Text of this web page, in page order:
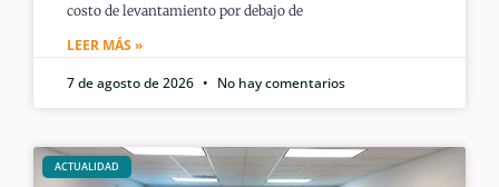
costo de levantamiento por debajo de
LEER MÁS »
7 de agosto de 2026
No hay comentarios
ACTUALIDAD